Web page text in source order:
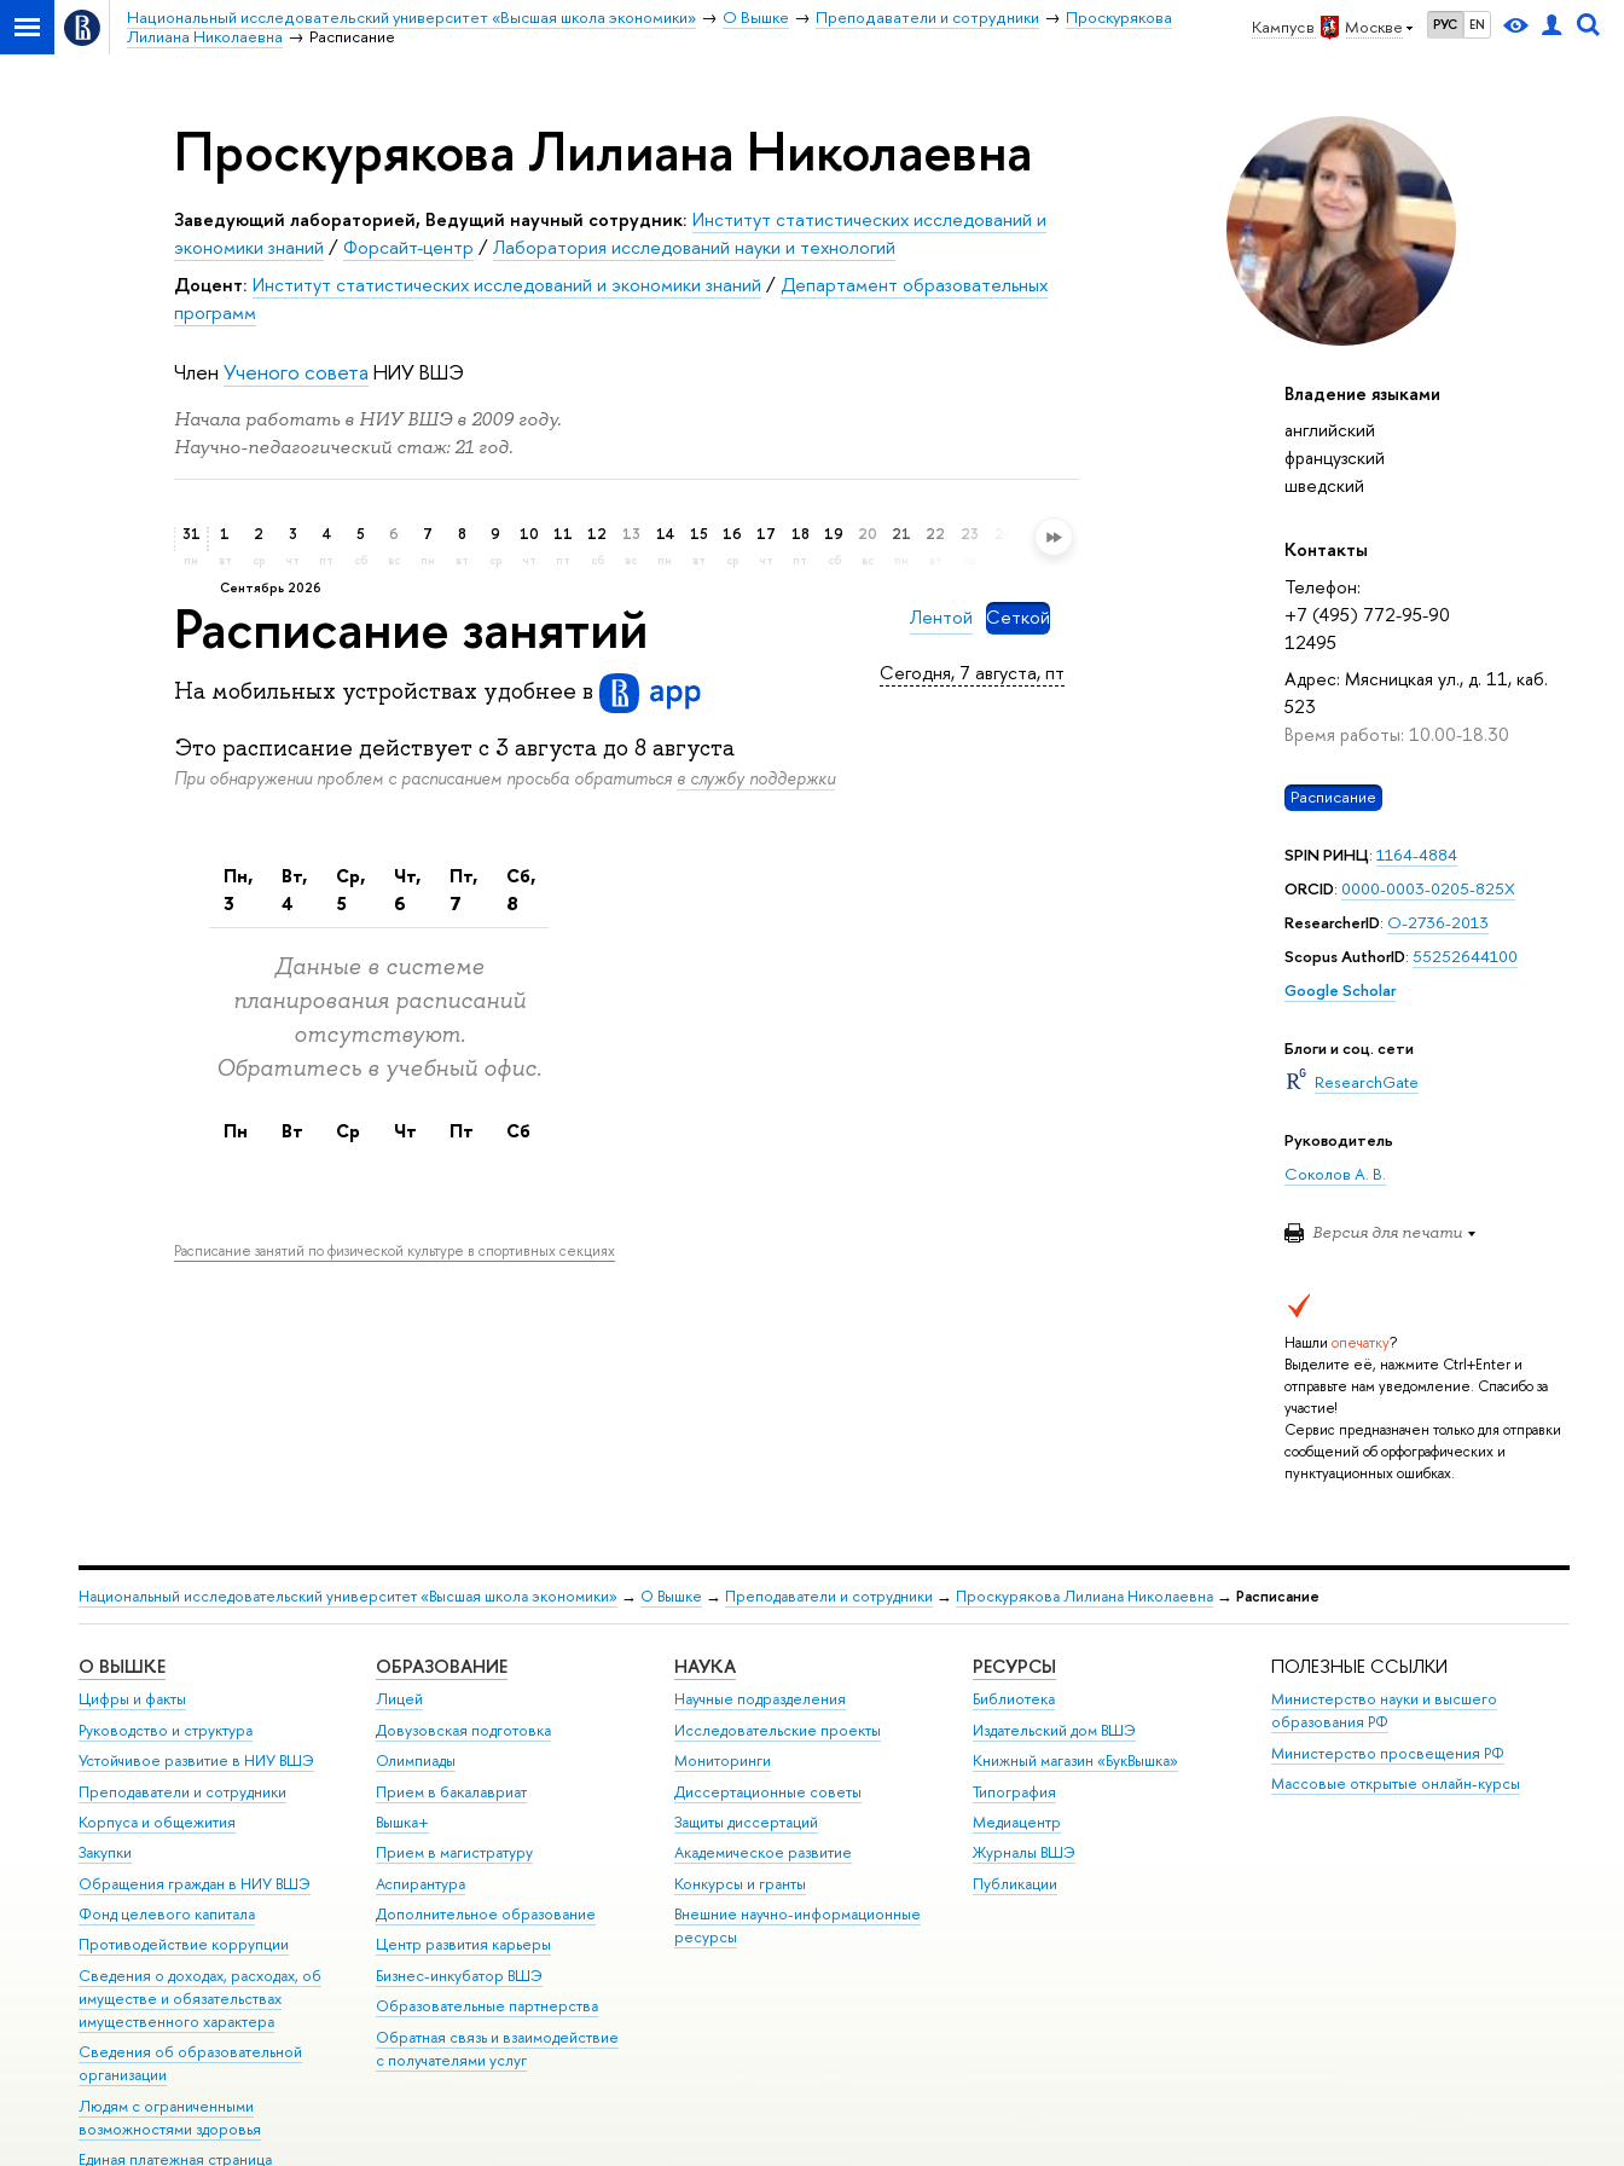
Кампус в Москве РУС EN
Национальный исследовательский университет «Высшая школа экономики» О Вышке Преподаватели и сотрудники
Проскурякова
Лилиана Николаевна
Расписание
Владение языками
английский
французский
шведский
Контакты
Телефон:
+7 (495) 772-95-90
12495
Адрес: Мясницкая ул., д. 11, каб.
523
Время работы: 10.00-18.30
Расписание
SPIN РИНЦ: 1164-4884
ORCID: 0000-0003-0205-825X
ResearcherID: O-2736-2013
Scopus AuthorID: 55252644100
Google Scholar
Блоги и соц. сети
ResearchGate
Руководитель
Соколов А. В.
Версия для печати
Нашли опечатку?
Выделите её, нажмите Ctrl+Enter и
отправьте нам уведомление. Спасибо за
участие!
Сервис предназначен только для отправки
сообщений об орфографических и
пунктуационных ошибках.
Проскурякова Лилиана Николаевна
Заведующий лабораторией, Ведущий научный сотрудник: Институт статистических исследований и
экономики знаний /Форсайт-центр /Лаборатория исследований науки и технологий
Доцент: Институт статистических исследований и экономики знаний /Департамент образовательных
программ
ЧленУченого совета НИУ ВШЭ
Начала работать в НИУ ВШЭ в 2009 году.
Научно-педагогический стаж: 21 год.
31
пн
сентябрь 2026
1
вт
2
ср
3
чт
4
пт
5
сб
6
вс
7
пн
8
вт
9
ср
10
чт
11
пт
12
сб
13
вс
14
пн
15
вт
16
ср
17
чт
18
пт
19
сб
20
вс
21
пн
22 23 26
октябрь 2026
сб вс
Лентой Сеткой
Сегодня, 7 августа, пт
Расписание занятий
На мобильных устройствах удобнеев
Это расписание действует c 3 августа до8 августа
При обнаружении проблем с расписанием просьба обратиться в службу поддержки
пн,
3
вт,
4
ср,
5
чт,
6
пт,
7
сб,
8
Данные в системе
планирования расписаний
отсутствуют.
Обратитесь в учебный офис.
пн вт ср чт пт сб
Расписание занятий по физической культуре в спортивных секциях
Национальный исследовательский университет «Высшая школа экономики» → О Вышке → Преподаватели и сотрудники → Проскурякова Лилиана Николаевна→ Расписание
О ВЫШКЕ
Цифры и факты
Руководство и структура
Устойчивое развитие в НИУ ВШЭ
Преподаватели и сотрудники
Корпуса и общежития
Закупки
Обращения граждан в НИУ ВШЭ
Фонд целевого капитала
Противодействие коррупции
Сведения о доходах, расходах, об
имуществе и обязательствах
имущественного характера
Сведения об образовательной
организации
Людям с ограниченными
возможностями здоровья
Единая платежная страница
ОБРАЗОВАНИЕ
Лицей
Довузовская подготовка
Олимпиады
Прием в бакалавриат
Вышка+
Прием в магистратуру
Аспирантура
Дополнительное образование
Центр развития карьеры
Бизнес-инкубатор ВШЭ
Образовательные партнерства
Обратная связь и взаимодействие
с получателями услуг
НАУКА
Научные подразделения
Исследовательские проекты
Мониторинги
Диссертационные советы
Защиты диссертаций
Академическое развитие
Конкурсы и гранты
Внешние научно-информационные
ресурсы
РЕСУРСЫ
Библиотека
Издательский дом ВШЭ
Книжный магазин «БукВышка»
Типография
Медиацентр
Журналы ВШЭ
Публикации
ПОЛЕЗНЫЕ ССЫЛКИ
Министерство науки и высшего
образования РФ
Министерство просвещения РФ
Массовые открытые онлайн-курсы